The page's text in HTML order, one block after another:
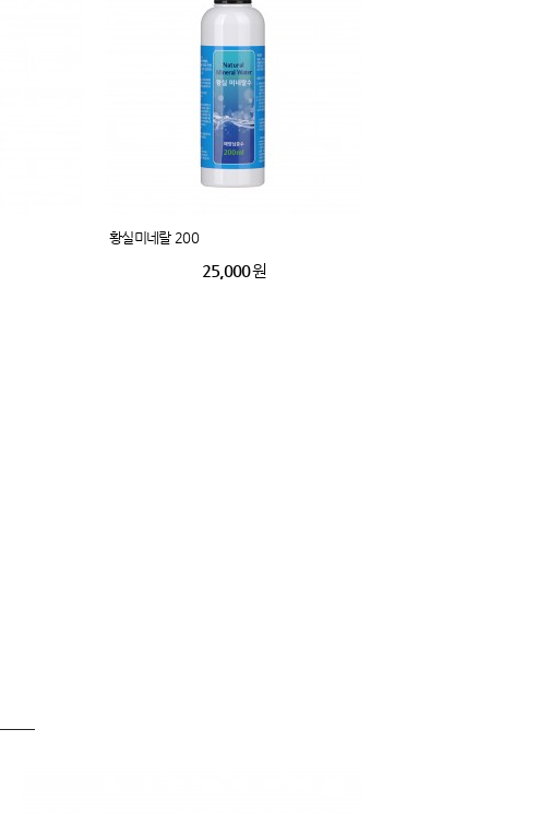
황실미네랄 200
25,000원